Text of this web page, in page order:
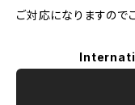
ご対応になりますので